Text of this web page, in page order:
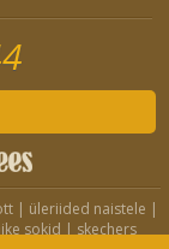
| üleriided naistele |
sokid | skechers